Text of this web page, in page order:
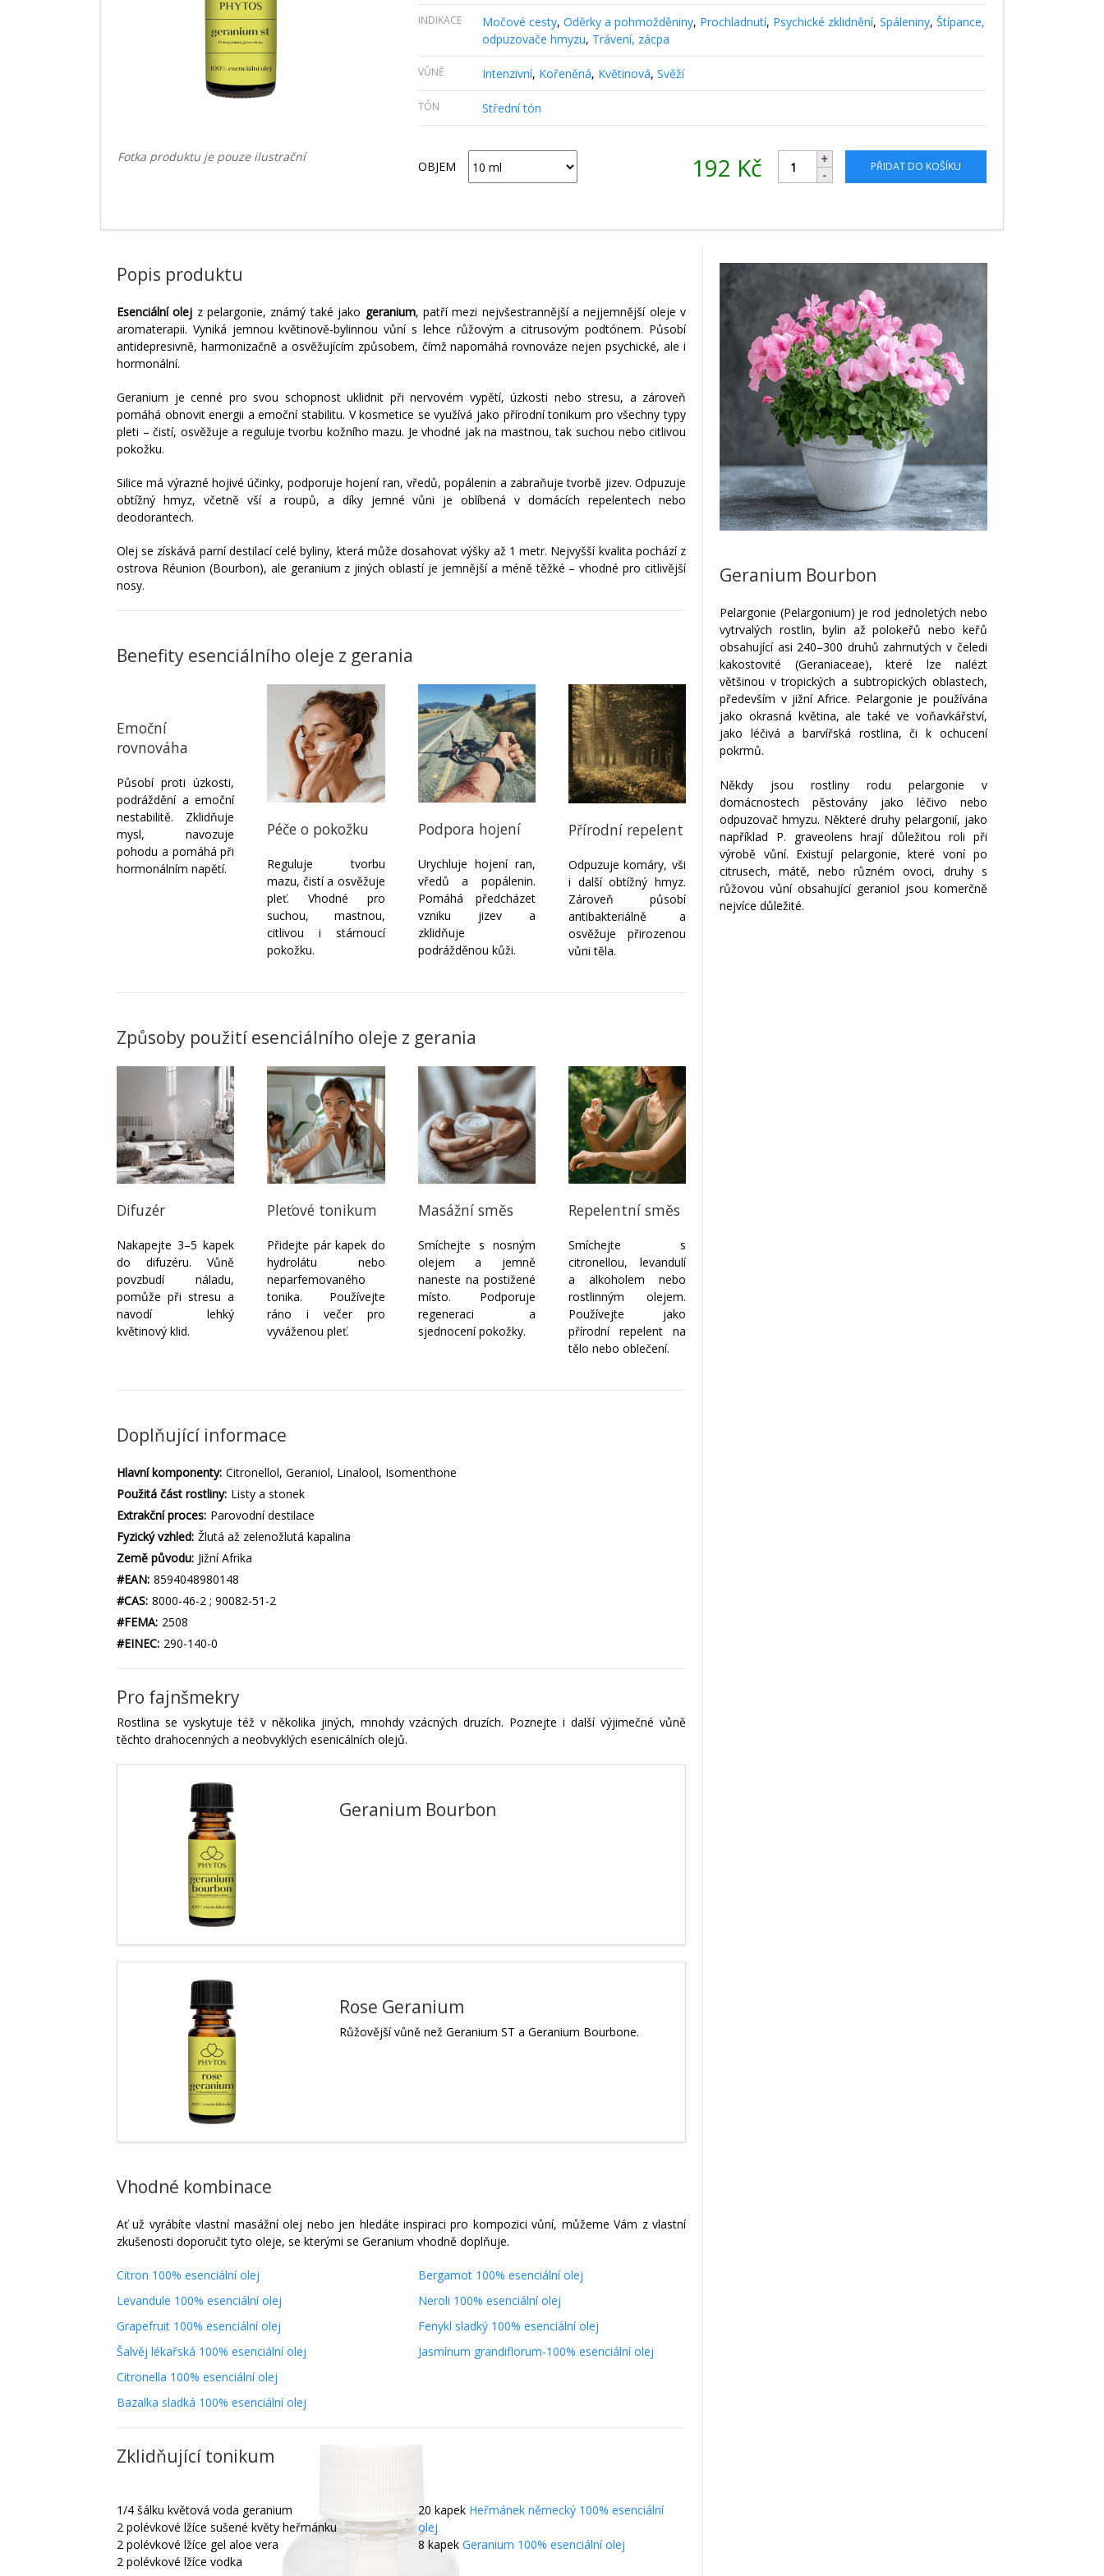
Fotka produktu je pouze ilustrační
INDIKACE Močové cesty, Oděrky a pohmožděniny, Prochladnutí, Psychické zklidnění, Spáleniny, Štípance,
odpuzovače hmyzu, Trávení, zácpa
VŮNĚ Intenzivní, Kořeněná, Květinová, Svěží
TÓN Střední tón
OBJEM 192 Kč PŘIDAT DO KOŠÍKU
Popis produktu
Esenciální olej z pelargonie, známý také jako geranium, patří mezi nejvšestrannější a nejjemnější oleje v
aromaterapii. Vyniká jemnou květinově-bylinnou vůní s lehce růžovým a citrusovým podtónem. Působí
antidepresivně, harmonizačně a osvěžujícím způsobem, čímž napomáhá rovnováze nejen psychické, ale i
hormonální.
Geranium je cenné pro svou schopnost uklidnit při nervovém vypětí, úzkosti nebo stresu, a zároveň
pomáhá obnovit energii a emoční stabilitu. V kosmetice se využívá jako přírodní tonikum pro všechny typy
pleti – čistí, osvěžuje a reguluje tvorbu kožního mazu. Je vhodné jak na mastnou, tak suchou nebo citlivou
pokožku.
Silice má výrazné hojivé účinky, podporuje hojení ran, vředů, popálenin a zabraňuje tvorbě jizev. Odpuzuje
obtížný hmyz, včetně vší a roupů, a díky jemné vůni je oblíbená v domácích repelentech nebo
deodorantech.
Olej se získává parní destilací celé byliny, která může dosahovat výšky až 1 metr. Nejvyšší kvalita pochází z
ostrova Réunion (Bourbon), ale geranium z jiných oblastí je jemnější a méně těžké – vhodné pro citlivější
nosy.
Benefity esenciálního oleje z gerania
Emoční
rovnováha
Působí proti úzkosti,
podráždění a emoční
nestabilitě. Zklidňuje
mysl, navozuje
pohodu a pomáhá při
hormonálním napětí.
Péče o pokožku
Reguluje tvorbu
mazu, čistí a osvěžuje
pleť. Vhodné pro
suchou, mastnou,
citlivou i stárnoucí
pokožku.
Podpora hojení
Urychluje hojení ran,
vředů a popálenin.
Pomáhá předcházet
vzniku jizev a
zklidňuje
podrážděnou kůži.
Přírodní repelent
Odpuzuje komáry, vši
i další obtížný hmyz.
Zároveň působí
antibakteriálně a
osvěžuje přirozenou
vůni těla.
Způsoby použití esenciálního oleje z gerania
Difuzér
Nakapejte 3–5 kapek
do difuzéru. Vůně
povzbudí náladu,
pomůže při stresu a
navodí lehký
květinový klid.
Pleťové tonikum
Přidejte pár kapek do
hydrolátu nebo
neparfemovaného
tonika. Používejte
ráno i večer pro
vyváženou pleť.
Masážní směs
Smíchejte s nosným
olejem a jemně
naneste na postižené
místo. Podporuje
regeneraci a
sjednocení pokožky.
Repelentní směs
Smíchejte s
citronellou, levandulí
a alkoholem nebo
rostlinným olejem.
Používejte jako
přírodní repelent na
tělo nebo oblečení.
Doplňující informace
Hlavní komponenty: Citronellol, Geraniol, Linalool, Isomenthone
Použitá část rostliny: Listy a stonek
Extrakční proces: Parovodní destilace
Fyzický vzhled: Žlutá až zelenožlutá kapalina
Země původu: Jižní Afrika
#EAN: 8594048980148
#CAS: 8000-46-2 ; 90082-51-2
#FEMA: 2508
#EINEC: 290-140-0
Pro fajnšmekry
Rostlina se vyskytuje též v několika jiných, mnohdy vzácných druzích. Poznejte i další výjimečné vůně
těchto drahocenných a neobvyklých esenicálních olejů.
Geranium Bourbon
Rose Geranium
Růžovější vůně než Geranium ST a Geranium Bourbone.
Vhodné kombinace
Ať už vyrábíte vlastní masážní olej nebo jen hledáte inspiraci pro kompozici vůní, můžeme Vám z vlastní
zkušenosti doporučit tyto oleje, se kterými se Geranium vhodně doplňuje.
Citron 100% esenciální olej
Levandule 100% esenciální olej
Grapefruit 100% esenciální olej
Šalvěj lékařská 100% esenciální olej
Citronella 100% esenciální olej
Bazalka sladká 100% esenciální olej
Bergamot 100% esenciální olej
Neroli 100% esenciální olej
Fenykl sladký 100% esenciální olej
Jasmínum grandiflorum-100% esenciální olej
Zklidňující tonikum
1/4 šálku květová voda geranium
2 polévkové lžíce sušené květy heřmánku
2 polévkové lžíce gel aloe vera
2 polévkové lžíce vodka
20 kapek Heřmánek německý 100% esenciální
olej
8 kapek Geranium 100% esenciální olej
Geranium Bourbon
Pelargonie (Pelargonium) je rod jednoletých nebo
vytrvalých rostlin, bylin až polokeřů nebo keřů
obsahující asi 240–300 druhů zahrnutých v čeledi
kakostovité (Geraniaceae), které lze nalézt
většinou v tropických a subtropických oblastech,
především v jižní Africe. Pelargonie je používána
jako okrasná květina, ale také ve voňavkářství,
jako léčivá a barvířská rostlina, či k ochucení
pokrmů.
Někdy jsou rostliny rodu pelargonie v
domácnostech pěstovány jako léčivo nebo
odpuzovač hmyzu. Některé druhy pelargonií, jako
například P. graveolens hrají důležitou roli při
výrobě vůní. Existují pelargonie, které voní po
citrusech, mátě, nebo různém ovoci, druhy s
růžovou vůní obsahující geraniol jsou komerčně
nejvíce důležité.